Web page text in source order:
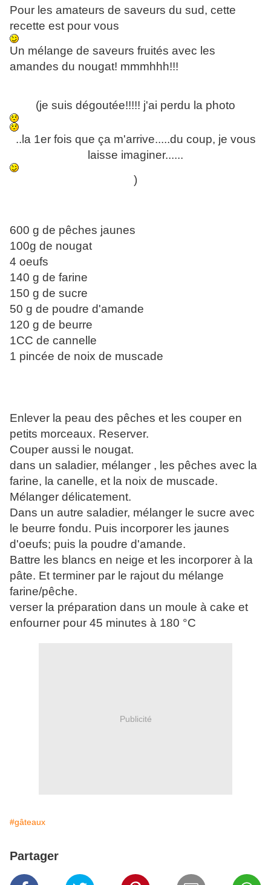
Pour les amateurs de saveurs du sud, cette
recette est pour vous
Un mélange de saveurs fruités avec les
amandes du nougat! mmmhhh!!!
(je suis dégoutée!!!!! j'ai perdu la photo
..la 1er fois que ça m'arrive.....du coup, je vous
laisse imaginer......
)
600 g de pêches jaunes
100g de nougat
4 oeufs
140 g de farine
150 g de sucre
50 g de poudre d'amande
120 g de beurre
1CC de cannelle
1 pincée de noix de muscade
Enlever la peau des pêches et les couper en
petits morceaux. Reserver.
Couper aussi le nougat.
dans un saladier, mélanger , les pêches avec la
farine, la canelle, et la noix de muscade.
Mélanger délicatement.
Dans un autre saladier, mélanger le sucre avec
le beurre fondu. Puis incorporer les jaunes
d'oeufs; puis la poudre d'amande.
Battre les blancs en neige et les incorporer à la
pâte. Et terminer par le rajout du mélange
farine/pêche.
verser la préparation dans un moule à cake et
enfourner pour 45 minutes à 180 °C
Publicité
#gâteaux
Partager